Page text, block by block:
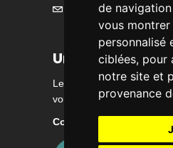
de
vous montrer
personnalisé
ciblées, pour
notre site et
provenance
mairie@ville-
Urbanisme
Les renseignements sont
vous du lundi au vendredi
Contactez nous